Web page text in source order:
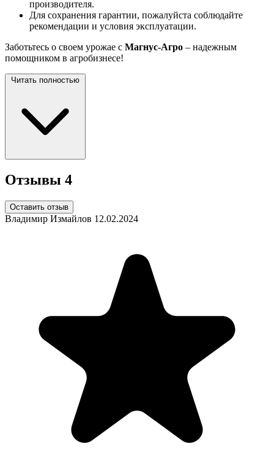
производителя.
Для сохранения гарантии, пожалуйста соблюдайте
рекомендации и условия эксплуатации.
Заботьтесь о своем урожае с Магнус-Агро – надежным
помощником в агробизнесе!
Читать полностью
Отзывы 4
Оставить отзыв
Владимир Измайлов 12.02.2024